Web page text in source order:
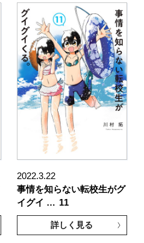
2022.3.22
事情を知らない転校生がグ
イグイ … 11
詳しく見る